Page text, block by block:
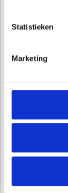
Statistieken
Marketing
Interview Raoul